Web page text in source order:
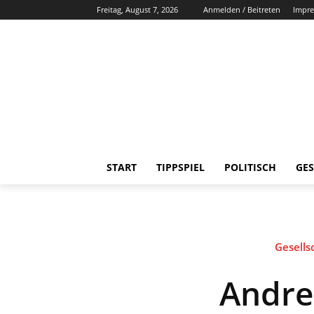
Freitag, August 7, 2026 Anmelden / Beitreten
START TIPPSPIEL POLITISCH